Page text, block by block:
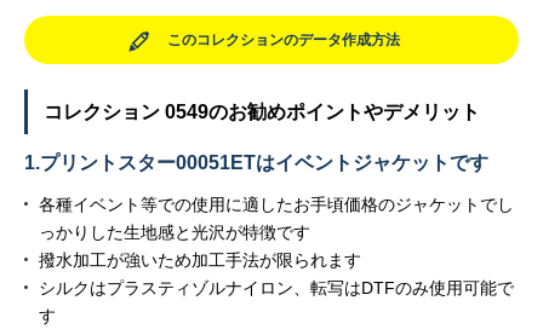
このコレクションのデータ作成方法
コレクション 0549のお勧めポイントやデメリット
1.プリントスター00051ETはイベントジャケットです
各種イベント等での使用に適したお手頃価格のジャケットでし
っかりした生地感と光沢が特徴です
撥水加工が強いため加工手法が限られます
シルクはプラスティゾルナイロン、転写はDTFのみ使用可能で
す